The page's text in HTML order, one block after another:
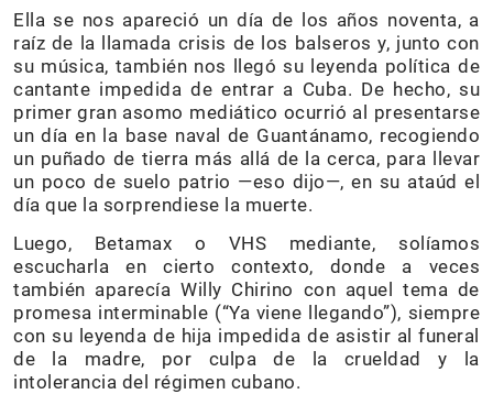
Ella se nos apareció un día de los años noventa, a
raíz de la llamada crisis de los balseros y, junto con
su música, también nos llegó su leyenda política de
cantante impedida de entrar a Cuba. De hecho, su
primer gran asomo mediático ocurrió al presentarse
un día en la base naval de Guantánamo, recogiendo
un puñado de tierra más allá de la cerca, para llevar
un poco de suelo patrio —eso dijo—, en su ataúd el
día que la sorprendiese la muerte.
Luego, Betamax o VHS mediante, solíamos
escucharla en cierto contexto, donde a veces
también aparecía Willy Chirino con aquel tema de
promesa interminable (“Ya viene llegando”), siempre
con su leyenda de hija impedida de asistir al funeral
de la madre, por culpa de la crueldad y la
intolerancia del régimen cubano.